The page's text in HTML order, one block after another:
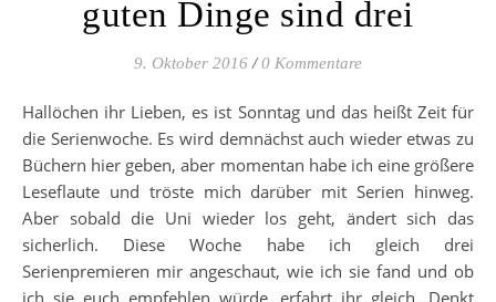
guten Dinge sind drei
9. Oktober 2016 / 0 Kommentare
Hallöchen ihr Lieben, es ist Sonntag und das heißt Zeit für
die Serienwoche. Es wird demnächst auch wieder etwas zu
Büchern hier geben, aber momentan habe ich eine größere
Leseflaute und tröste mich darüber mit Serien hinweg.
Aber sobald die Uni wieder los geht, ändert sich das
sicherlich. Diese Woche habe ich gleich drei
Serienpremieren mir angeschaut, wie ich sie fand und ob